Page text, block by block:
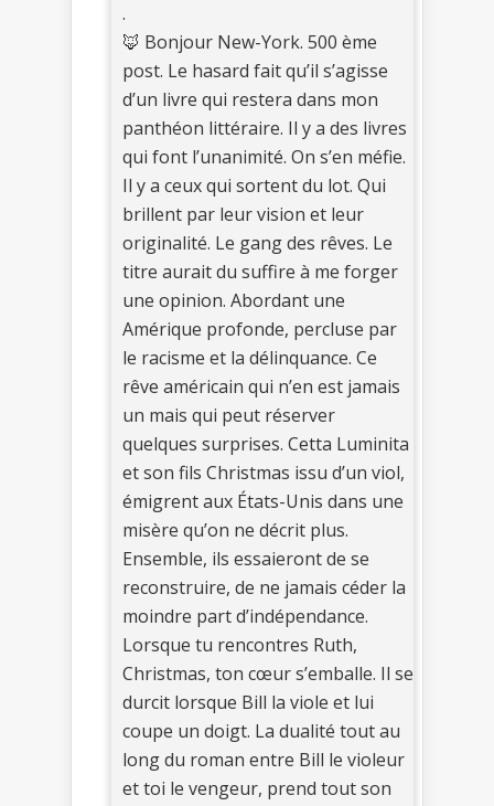
.
🦊 Bonjour New-York. 500 ème
post. Le hasard fait qu’il s’agisse
d’un livre qui restera dans mon
panthéon littéraire. Il y a des livres
qui font l’unanimité. On s’en méfie.
Il y a ceux qui sortent du lot. Qui
brillent par leur vision et leur
originalité. Le gang des rêves. Le
titre aurait du suffire à me forger
une opinion. Abordant une
Amérique profonde, percluse par
le racisme et la délinquance. Ce
rêve américain qui n’en est jamais
un mais qui peut réserver
quelques surprises. Cetta Luminita
et son fils Christmas issu d’un viol,
émigrent aux États-Unis dans une
misère qu’on ne décrit plus.
Ensemble, ils essaieront de se
reconstruire, de ne jamais céder la
moindre part d’indépendance.
Lorsque tu rencontres Ruth,
Christmas, ton cœur s’emballe. Il se
durcit lorsque Bill la viole et lui
coupe un doigt. La dualité tout au
long du roman entre Bill le violeur
et toi le vengeur, prend tout son